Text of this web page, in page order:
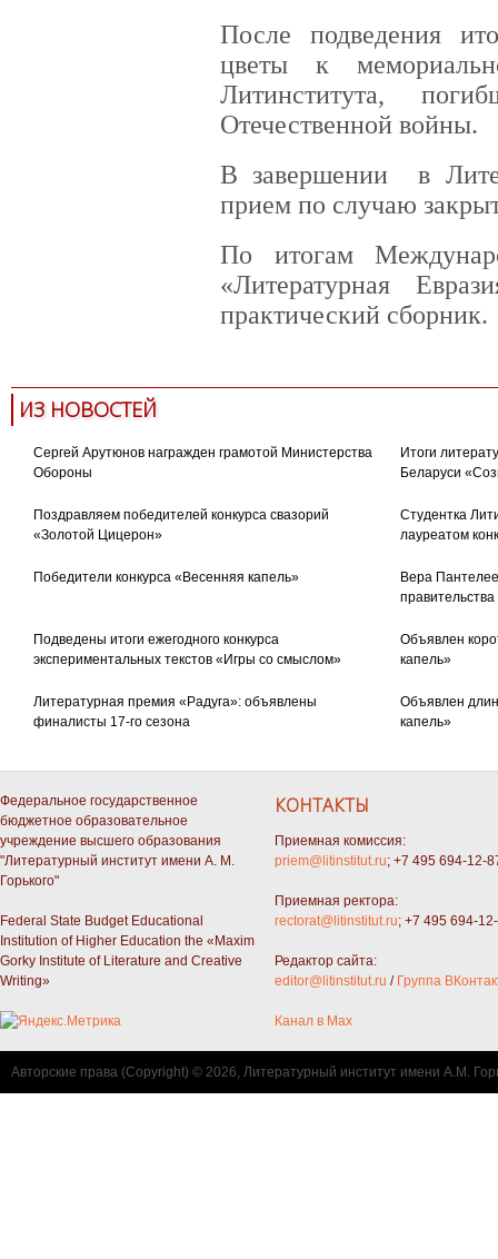
После подведения
цветы к
Литинститута,
Отечественной войны.
В завершении в
прием по случаю
По итогам
«Литературная
практический сборник.
ИЗ НОВОСТЕЙ
Сергей Арутюнов награжден грамотой Министерства
Обороны
Итоги
Беларуси
Поздравляем победителей конкурса свазорий
«Золотой Цицерон»
Студентка
лауреатом
Победители конкурса «Весенняя капель»
Вера
Подведены итоги ежегодного конкурса
экспериментальных текстов «Игры со смыслом»
Объявлен
капель»
Литературная премия «Радуга»: объявлены
финалисты 17-го сезона
Объявлен
капель»
Федеральное государственное
бюджетное образовательное
учреждение высшего образования
"Литературный институт имени А. М.
Горького"
Federal State Budget Educational
Institution of Higher Education the «Maxim
Gorky Institute of Literature and Creative
Writing»
КОНТАКТЫ
Приемная комиссия:
priem@litinstitut.ru; +7 495 694-12-
Приемная ректора:
rectorat@litinstitut.ru; +7 495 694-
Редактор сайта:
editor@litinstitut.ru / Группа
Канал в Max
Авторские права (Copyright) © 2026, Литературный институт имени А.М.